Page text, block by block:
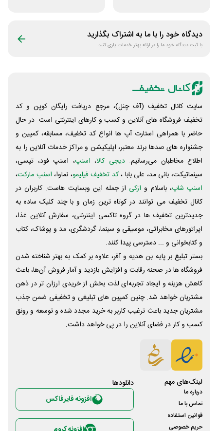
دیدگاه خود را با ما به اشتراک بگذارید
با ثبت دیدگاه خود ما را در ارائه بهتر خدمات یاری کنید
سایت کانال تخفیف (آف چنل)، مرجع دریافت رایگان کوپن و کد
تخفیف فروشگاه های آنلاین و کسب و‌ کارهای اینترنتی است. در حال
حاضر با همراهی استارت آپ ها انواع کد تخفیف، مسابقه، کمپین و
جشنواره های صدها برند معتبر، اپلیکیشن و مراکز خدمات آنلاین را به
اطلاع مخاطبان می‌رسانیم. دیجی کالا، اسنپ، اسنپ فود، تپسی،
سینماتیکت، بانی مد، علی‌ بابا ،کد تخفیف فیلیمو، نماوا، اسنپ مارکت،
اسنپ شاپ، باسلام و ازکی از جمله این وبسایت ‌هاست. کاربران در
کانال تخفیف می توانند در کوتاه ترین زمان و با چند کلیک ساده به
جدیدترین تخفیف ها در گروه تاکسی اینترنتی، سفارش آنلاین غذا،
اپراتورهای مخابراتی، موسیقی و سینما، گردشگری، مد و پوشاک، کتاب
و کتابخوانی و ... دسترسی پیدا کنند.
بستر تبلیغ بر پایه بن هدیه و آفر، علاوه بر کمک به بهتر شناخته شدن
فروشگاه ها در صحنه رقابت و افزایش بازدید و آمار فروش آن‌ها، باعث
کاهش هزینه و ایجاد تجربه‌ای لذت بخش از خریدی ارزان تر در ذهن
مشتریان خواهد شد. چنین کمپین های تبلیغی و تخفیفی ضمن جذب
مشتریان جدید باعث ترغیب کاربر به خرید مجدد شده و توسعه و رونق
کسب و کار در فضای آنلاین را در پی خواهد داشت.
لینک‌های مهم
درباره ما
تماس با ما
قوانین استفاده
حریم خصوصی
دانلود‌ها
افزونه فایرفاکس